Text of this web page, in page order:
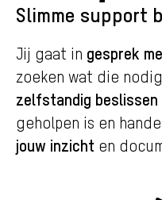
Slimme support
Jij gaat in gesprek
zoeken wat die
zelfstandig beslissen
geholpen is en
jouw inzicht en